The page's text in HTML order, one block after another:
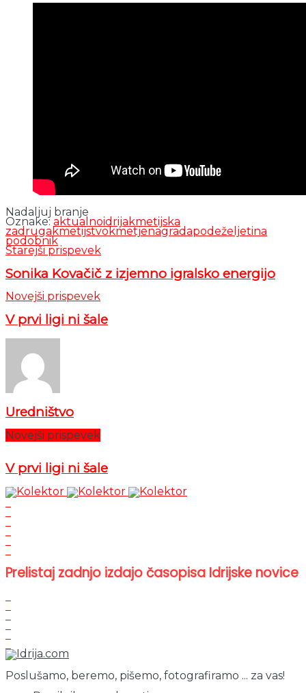
Nadaljuj branje
Oznake: aktualnoidrija kmetijska
zadruga kmetijstvokmetjenagradapodeželjetina
podobnik
Starejši prispevek
Sonika Kovačič z izjemno igralsko energijo
Novejši prispevek
V prvi ligi ni šale
Uredništvo
Novejši prispevek
V prvi ligi ni šale
Prelistaj zadnjo izdajo časopisa Idrijske novice
Poslušamo, beremo, pišemo, fotografiramo ... za vas!